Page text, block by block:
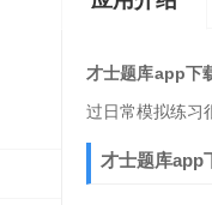
才士题库app下
过日常模拟练习
才士题库app